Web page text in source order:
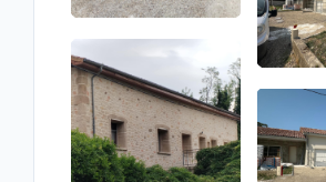
Atouts professionnels
Protection durable contre intempéries
Horaires d'ouverture